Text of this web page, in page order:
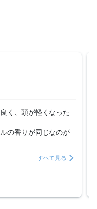
く、頭が軽くなった
の香りが同じなのが
すべて見る